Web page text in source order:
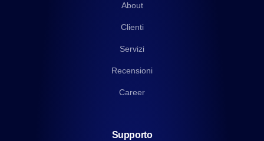
About
Clienti
Servizi
Recensioni
Career
Supporto